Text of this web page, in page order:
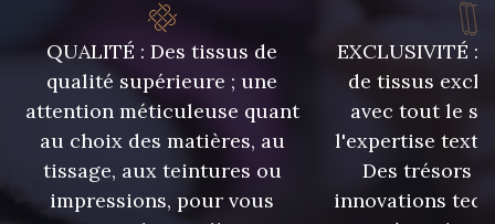
QUALITÉ : Des tissus de
qualité supérieure ; une
attention méticuleuse quant
au choix des matières, au
tissage, aux teintures ou
impressions, pour vous
EXCLUSIVITÉ :
de tissus
avec tout le
l'expertise
Des trésors
innovations